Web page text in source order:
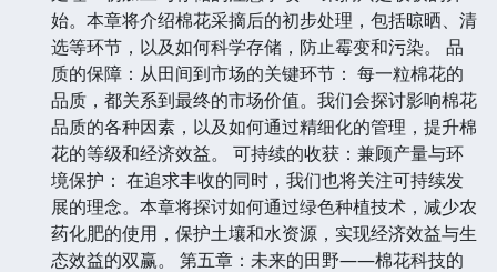
始。本章将介绍棉花采摘后的初步处理，包括晾晒、清
选等环节，以及如何科学存储，防止霉变和污染。 品
质的保障：从田间到市场的关键环节： 每一粒棉花的
品质，都关系到最终的市场价值。我们会探讨影响棉花
品质的各种因素，以及如何通过精细化的管理，提升棉
花的等级和经济效益。 可持续的收获：兼顾产量与环
境保护： 在追求丰收的同时，我们也将关注可持续发
展的理念。本章将探讨如何通过绿色种植技术，减少农
药化肥的使用，保护土壤和水资源，实现经济效益与生
态效益的双赢。 第五章：未来的田野——棉花科技的